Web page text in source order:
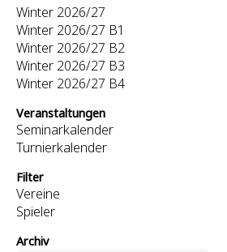
Winter 2026/27
Winter 2026/27 B1
Winter 2026/27 B2
Winter 2026/27 B3
Winter 2026/27 B4
Veranstaltungen
Seminarkalender
Turnierkalender
Filter
Vereine
Spieler
Archiv